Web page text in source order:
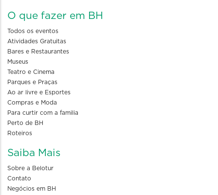
O que fazer em BH
Todos os eventos
Atividades Gratuitas
Bares e Restaurantes
Museus
Teatro e Cinema
Parques e Praças
Ao ar livre e Esportes
Compras e Moda
Para curtir com a familia
Perto de BH
Roteiros
Saiba Mais
Sobre a Belotur
Contato
Negócios em BH